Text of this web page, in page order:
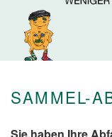
SAMMEL-